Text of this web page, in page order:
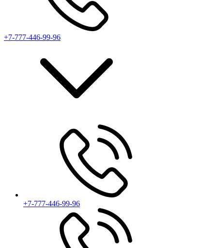
+7-777-446-99-96
+7-777-446-99-96